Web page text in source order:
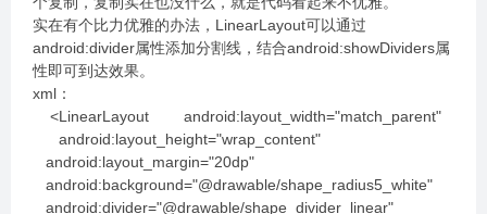
实在有个比力优雅的办法，LinearLayout可以通过
android:divider属性添加分割线，结合android:showDividers属
性即可到达效果。
xml：
<LinearLayout android:layout_width="match_parent"
android:layout_height="wrap_content"
android:layout_margin="20dp"
android:background="@drawable/shape_radius5_white"
android:divider="@drawable/shape_divider_linear"